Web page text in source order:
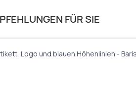
FÜR SIE